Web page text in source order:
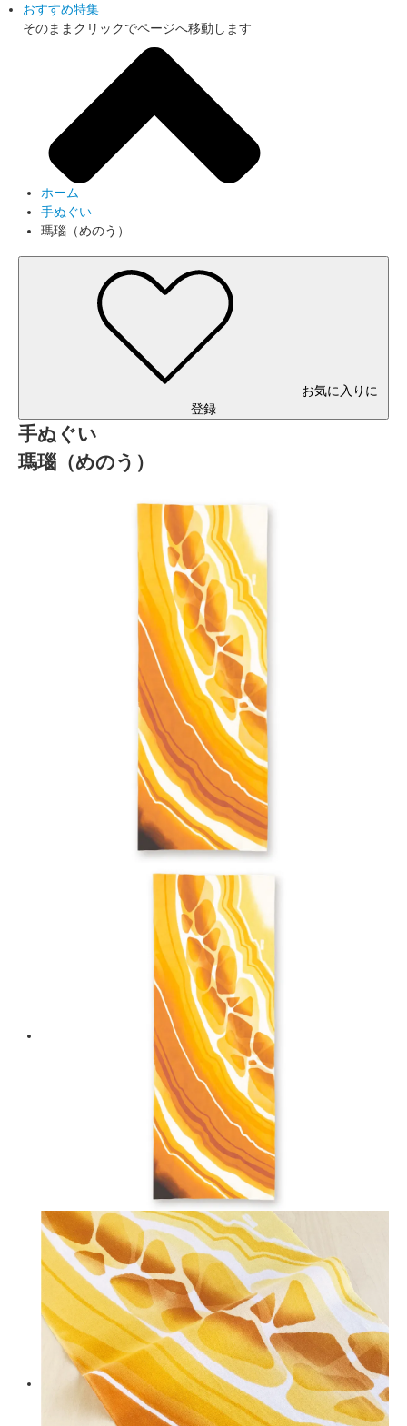
おすすめ特集
そのままクリックでページへ移動します
ホーム
手ぬぐい
瑪瑙（めのう）
お気に入りに
登録
手ぬぐい
瑪瑙（めのう）